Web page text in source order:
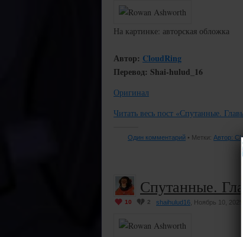
На картинке: авторская обложка
Автор: CloudRing
Перевод: Shai-hulud_16
Оригинал
Читать весь пост «Спутанные.
Один комментарий • Метки: Автор:
Спутанные.
10 2 shaihulud16 , Ноябрь 10,